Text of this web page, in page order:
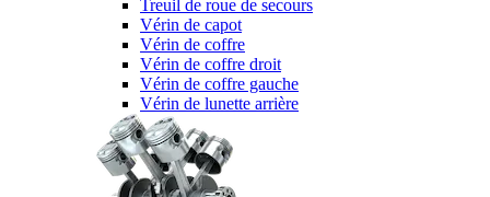
Treuil de roue de secours
Vérin de capot
Vérin de coffre
Vérin de coffre droit
Vérin de coffre gauche
Vérin de lunette arrière